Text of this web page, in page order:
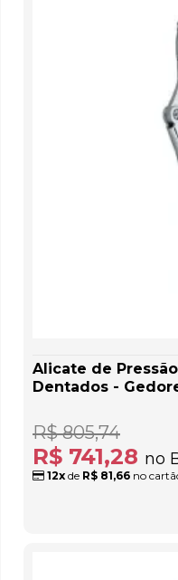
Alicate de
Dentados -
R$ 741,28 no
R$ 805,74
12x de R$ 81,66 no